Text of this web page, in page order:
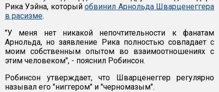
Рика Уэйна, которыйобвинил Арнольда Шварценеггера
в расизме.
"У меня нет никакой непочтительности к фанатам
Арнольда, но заявление Рика полностью совпадает с
моим собственным опытом во взаимоотношениях с
этим человеком", - пояснил Робинсон.
Робинсон утверждает, что Шварценеггер регулярно
называл его "ниггером" и "черномазым".